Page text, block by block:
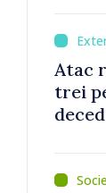
Atac
trei